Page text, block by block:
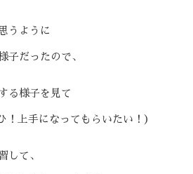
うように
子だったので、
る様子を見て
上手になってもらいたい！）
して、